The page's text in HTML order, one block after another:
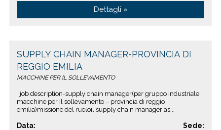
Dettagli »
SUPPLY CHAIN MANAGER-PROVINCIA DI
REGGIO EMILIA
MACCHINE PER IL SOLLEVAMENTO
job description-supply chain manager(per gruppo industriale
macchine per il sollevamento – provincia di reggio
emilia)missione del ruoloil supply chain manager as...
Data:
Sede: